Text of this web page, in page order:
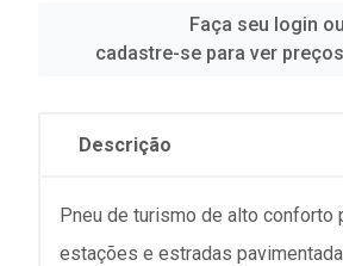
Faça seu login ou
cadastre-se para ver
Descrição
Pneu de turismo de alto conforto
estações e estradas